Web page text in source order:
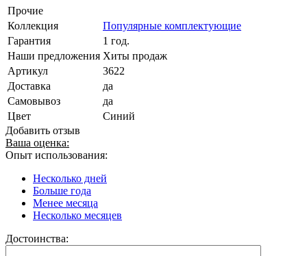
Прочие
Коллекция
Популярные комплектующие
Гарантия
1 год.
Наши предложения Хиты продаж
Артикул
3622
Доставка
да
Самовывоз
да
Цвет
Синий
Добавить отзыв
Ваша оценка:
Опыт использования:
Несколько дней
Больше года
Менее месяца
Несколько месяцев
Достоинства: